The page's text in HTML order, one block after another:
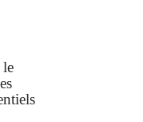
le